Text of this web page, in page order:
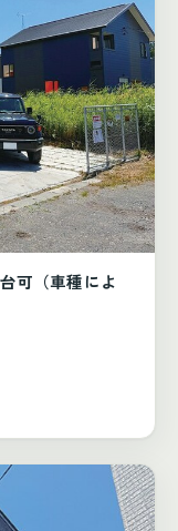
可（車種によ